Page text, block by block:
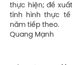
thực hiện; đề
tình hình thực
năm tiếp theo.
Quang Mạnh